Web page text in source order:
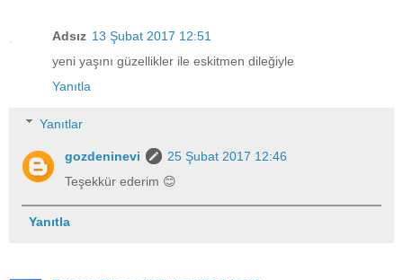
Adsız 13 Şubat 2017 12:51
yeni yaşını güzellikler ile eskitmen dileğiyle
Yanıtla
Yanıtlar
gozdeninevi
25 Şubat 2017 12:46
Teşekkür ederim 😊
Yanıtla